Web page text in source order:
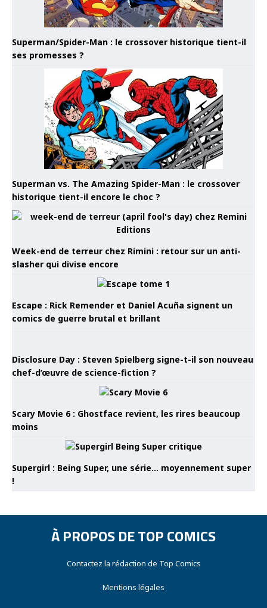
Superman/Spider-Man : le crossover historique tient-il
ses promesses ?
Superman vs. The Amazing Spider-Man : le crossover
historique tient-il encore le choc ?
Week-end de terreur chez Rimini : retour sur un anti-
slasher qui divise encore
Escape : Rick Remender et Daniel Acuña signent un
comics de guerre brutal et brillant
Disclosure Day : Steven Spielberg signe-t-il son nouveau
chef-d’œuvre de science-fiction ?
Scary Movie 6 : Ghostface revient, les rires beaucoup
moins
Supergirl : Being Super, une série… moyennement super
!
À PROPOS DE TOP COMICS
Contactez la rédaction de Top Comics
Mentions légales